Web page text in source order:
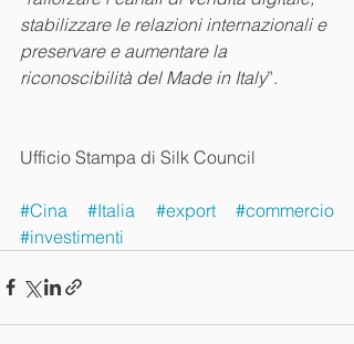
stabilizzare le relazioni internazionali e
preservare e aumentare la
riconoscibilità del Made in Italy”.
Ufficio Stampa di Silk Council
#Cina #Italia #export
#commercio
#investimenti